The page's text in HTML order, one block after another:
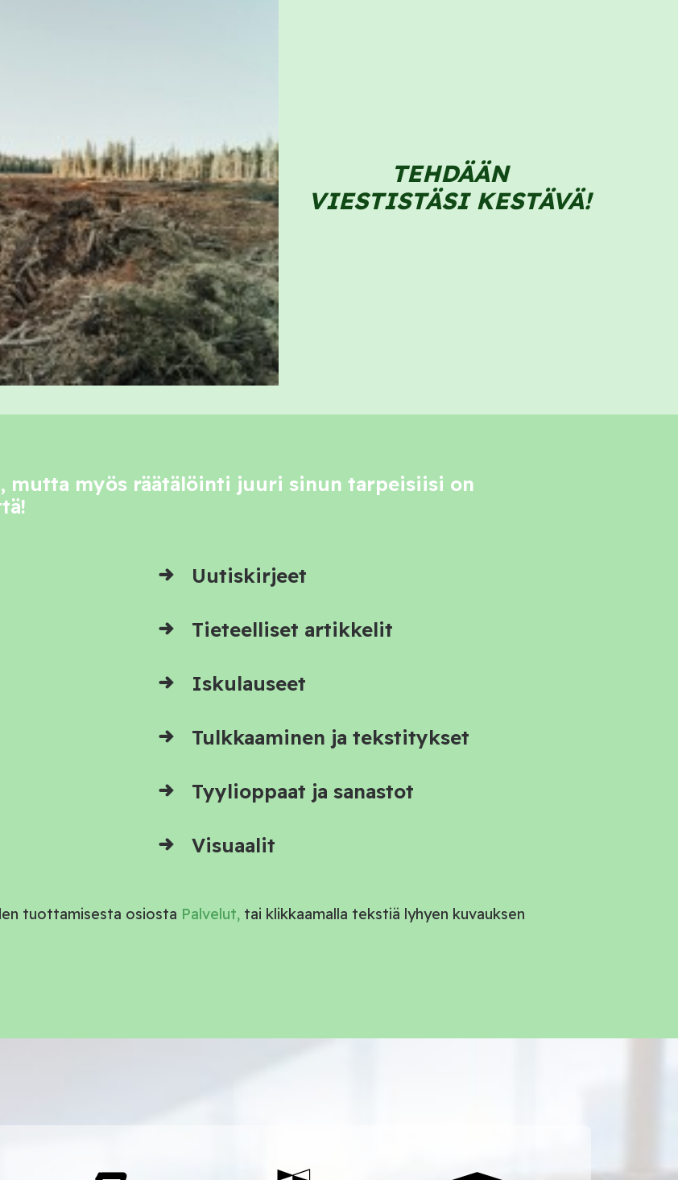
TEHDÄÄN
VIESTISTÄSI KESTÄVÄ!
mutta myös räätälöinti juuri sinun tarpeisiisi on
Uutiskirjeet
Tieteelliset artikkelit
Iskulauseet
Tulkkaaminen ja tekstitykset
Tyylioppaat ja sanastot
Visuaalit
tuottamisesta osiosta Palvelut, tai klikkaamalla tekstiä lyhyen kuvauksen